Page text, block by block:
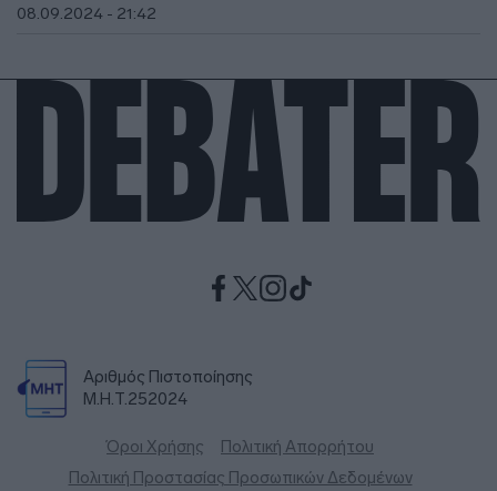
08.09.2024 - 21:42
Αριθμός Πιστοποίησης
Μ.Η.Τ.252024
Όροι Χρήσης
Πολιτική Απορρήτου
Πολιτική Προστασίας Προσωπικών Δεδομένων